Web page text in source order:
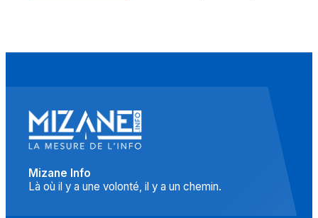
Mizane Info
Là où il y a une volonté, il y a un chemin.